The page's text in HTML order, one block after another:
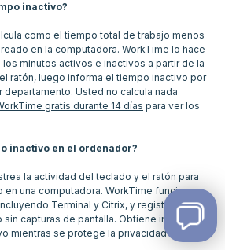
inactivo?
como el tiempo total de trabajo menos
en la computadora. WorkTime lo hace
minutos activos e inactivos a partir de la
ratón, luego informa el tiempo inactivo por
Usted no calcula nada
gratis durante 14 días para ver los
inactivo en el ordenador?
la actividad del teclado y el ratón para
una computadora. WorkTime funciona
Terminal y Citrix, y registra el
capturas de pantalla. Obtiene informes
mientras se protege la privacidad del